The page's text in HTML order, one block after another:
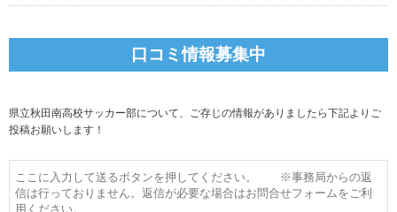
口コミ情報募集中
県立秋田南高校サッカー部について、ご存じの情報がありましたら下記よりご
投稿お願いします！